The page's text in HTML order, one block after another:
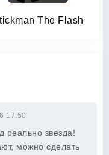
The Flash
17:50
реально звезда!
можно сделать